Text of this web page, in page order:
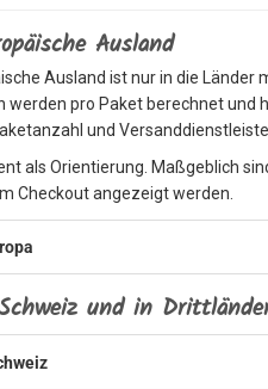
Ausland
Ausland ist nur in die
werden pro Paket berechnet und
und
als Orientierung. Maßgeblich
Checkout angezeigt werden.
und in